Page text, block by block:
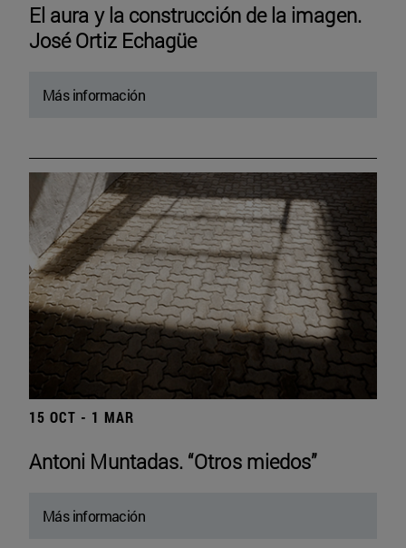
El aura y la construcción de la imagen.
José Ortiz Echagüe
Más información
15 OCT - 1 MAR
Antoni Muntadas. “Otros miedos”
Más información